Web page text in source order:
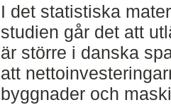
I det statistiska
studien går det att
är större i danska
att
byggnader och